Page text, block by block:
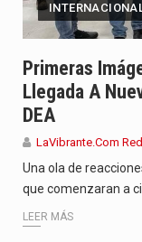
Primeras
Llegada A
DEA
LaVibrante.Com
Una ola de
que comenzaran a
LEER MÁS